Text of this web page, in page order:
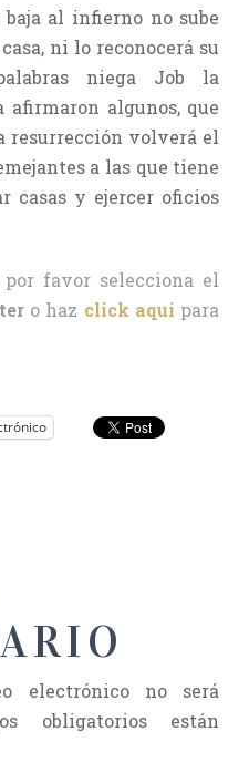
al infierno no sube
ni lo reconocerá su
niega Job la
algunos, que
resurrección volverá el
a las que tiene
casas y ejercer oficios
favor selecciona el
o haz click aquí para
electrónico no será
obligatorios están